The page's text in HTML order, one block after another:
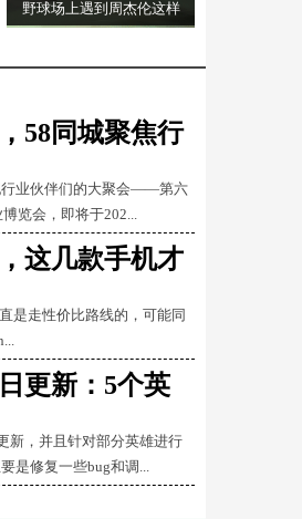
野球场上遇到周杰伦这样
58同城聚焦行
行业伙伴们的大聚会——第六
览会，即将于202...
这几款手机才
是走性价比路线的，可能同
更新：5个英
新，并且针对部分英雄进行
是修复一些bug和调...